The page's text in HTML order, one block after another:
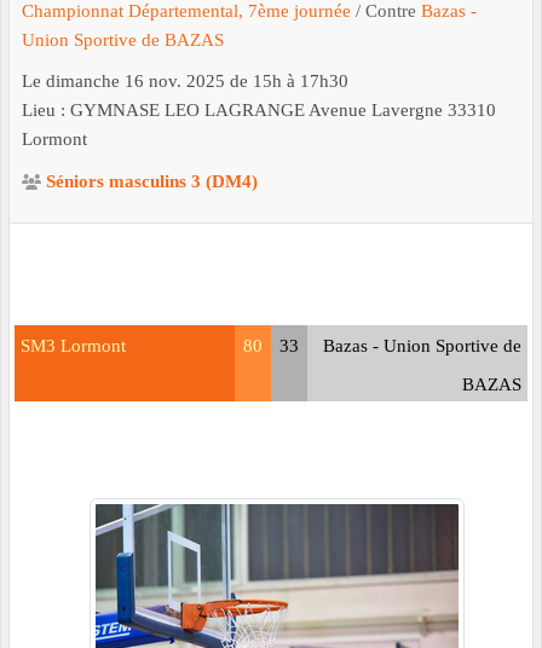
Championnat Départemental, 7ème journée / Contre Bazas -
Union Sportive de BAZAS
Le dimanche 16 nov. 2025 de 15h à 17h30
Lieu : GYMNASE LEO LAGRANGE Avenue Lavergne 33310
Lormont
Séniors masculins 3 (DM4)
SM3 Lormont 80 33
Bazas - Union Sportive de
BAZAS